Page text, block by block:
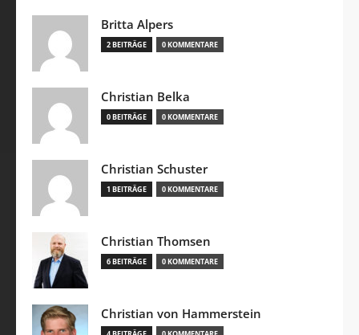
Britta Alpers
2 BEITRÄGE 0 KOMMENTARE
Christian Belka
0 BEITRÄGE 0 KOMMENTARE
Christian Schuster
1 BEITRÄGE 0 KOMMENTARE
Christian Thomsen
6 BEITRÄGE 0 KOMMENTARE
Christian von Hammerstein